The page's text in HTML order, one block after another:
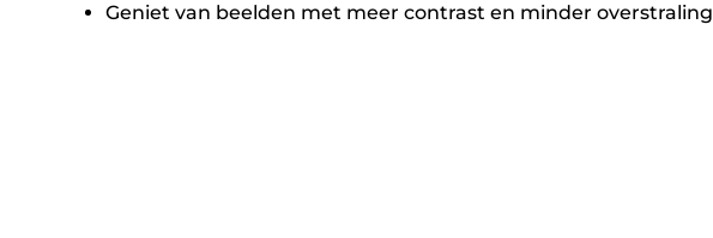
Geniet van beelden met meer contrast en minder overstraling